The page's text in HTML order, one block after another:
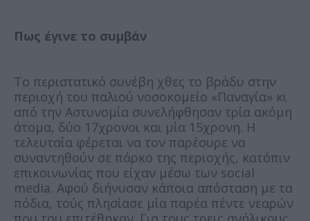
Πως έγινε το συμβάν
Το περιστατικό συνέβη χθες το βράδυ στην
περιοχή του παλιού νοσοκομείο «Παναγία» κι
από την Αστυνομία συνελήφθησαν τρία ακόμη
άτομα, δύο 17χρονοι και μία 15χρονη. Η
τελευταία φέρεται να τον παρέσυρε να
συναντηθούν σε πάρκο της περιοχής, κατόπιν
επικοινωνίας που είχαν μέσω των social
media. Αφού διήνυσαν κάποια απόσταση με τα
πόδια, τούς πλησίασε μία παρέα πέντε νεαρών